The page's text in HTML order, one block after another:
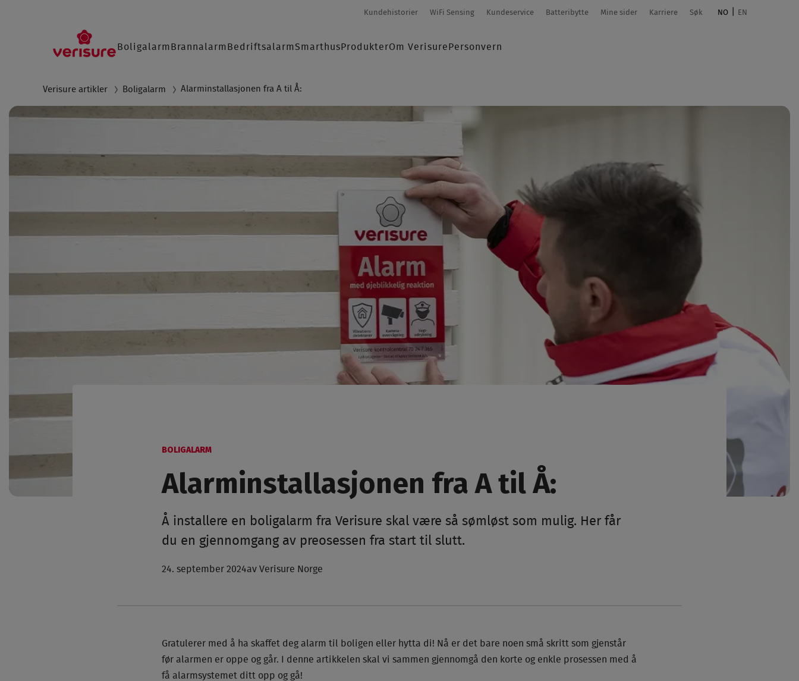
Secondary-
Kundehistorier WiFi Sensing Kundeservice Batteribytte Mine sider Karriere Søk NO EN
Main
Boligalarm Brannalarm BedriftsalarmSmarthus ProdukterOm Verisure Personvern
Breadcrumb
Verisure artikler Boligalarm Alarminstallasjonen fra A til Å:
BOLIGALARM
Alarminstallasjonen fra A til Å:
Å installere en boligalarm fra Verisure skal være så sømløst som mulig. Her får
du en gjennomgang av preosessen fra start til slutt.
24. september 2024av Verisure Norge
Gratulerer med å ha skaffet deg alarm til boligen eller hytta di! Nå er det bare noen små skritt som gjenstår
før alarmen er oppe og går. I denne artikkelen skal vi sammen gjennomgå den korte og enkle prosessen med å
få alarmsystemet ditt opp og gå!